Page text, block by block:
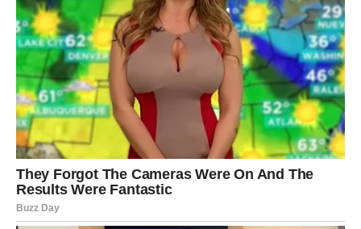
6. Jačanje srca i prevencija
bolesti
Hurme imaju značajnu ulogu u očuvanju zdravlja srca. Njihovi
sastojci pomažu u smanjenju rizika od ateroskleroze, stanja
koje može dovesti do srčanog udara. Redovno konzumiranje
ovih plodova može doprinijeti jačanju srčanog mišića i
poboljšanju ukupne funkcije kardiovaskularnog sistema.